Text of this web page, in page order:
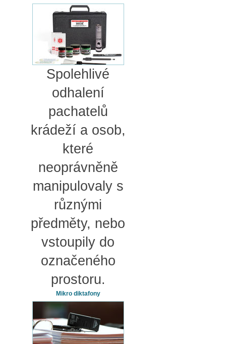
Spolehlivé
odhalení
pachatelů
krádeží a osob,
které
neoprávněně
manipulovaly s
různými
předměty, nebo
vstoupily do
označeného
prostoru.
Mikro diktafony